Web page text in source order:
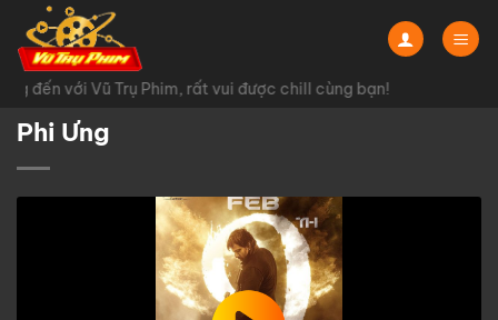
Chuyển
đến
nội
dungđến với Vũ Trụ Phim, rất vui được chill cùng bạn!
Phi Ưng